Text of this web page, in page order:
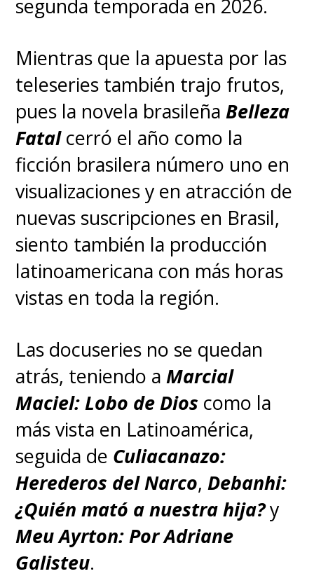
segunda temporada en 2026.
Mientras que la apuesta por las
teleseries también trajo frutos,
pues la novela brasileñaBelleza
Fatal cerró el año como la
ficción brasilera número uno en
visualizaciones y en atracción de
nuevas suscripciones en Brasil,
siento también la producción
latinoamericana con más horas
vistas en toda la región.
Las docuseries no se quedan
atrás, teniendo a Marcial
Maciel: Lobo de Dios como la
más vista en Latinoamérica,
seguida de Culiacanazo:
Herederos del Narco,Debanhi:
¿Quién mató a nuestra hija?y
Meu Ayrton: Por Adriane
Galisteu.